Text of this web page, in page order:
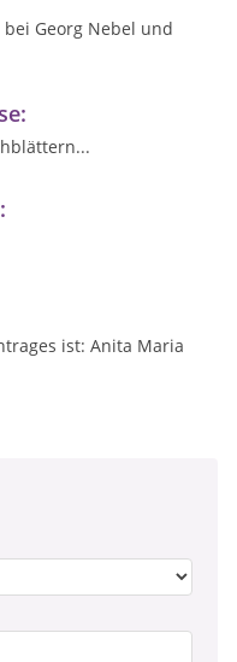
Georg Nebel und
ist: Anita Maria